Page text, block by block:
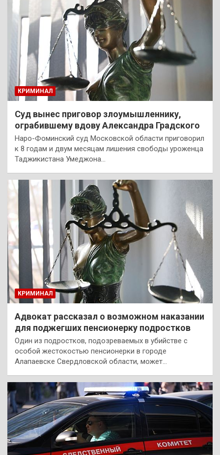
КРИМИНАЛ
Суд вынес приговор злоумышленнику,
ограбившему вдову Александра Градского
Наро-Фоминский суд Московской области приговорил
к 8 годам и двум месяцам лишения свободы уроженца
Таджикистана Умеджона…
КРИМИНАЛ
Адвокат рассказал о возможном наказании
для поджегших пенсионерку подростков
Один из подростков, подозреваемых в убийстве с
особой жестокостью пенсионерки в городе
Алапаевске Свердловской области, может…